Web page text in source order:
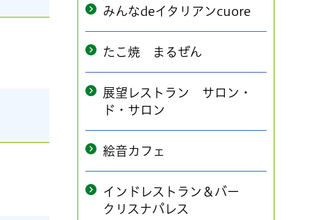
みんなdeイタリアンcuore
たこ焼 まるぜん
展望レストラン サロン・
ド・サロン
絵音カフェ
インドレストラン＆バー
クリスナパレス